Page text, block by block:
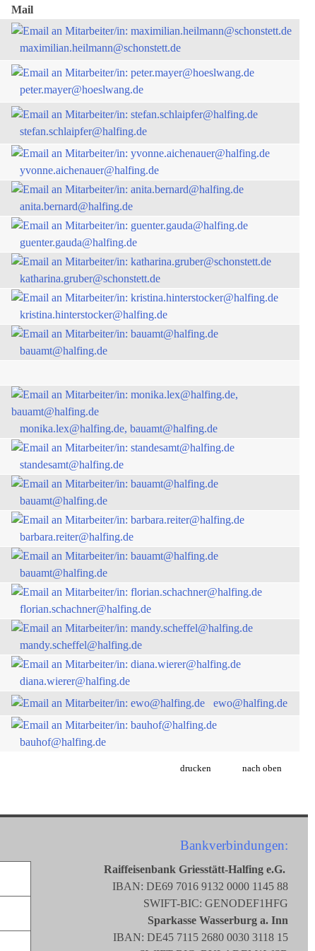
Mail
maximilian.heilmann@schonstett.de
peter.mayer@hoeslwang.de
stefan.schlaipfer@halfing.de
yvonne.aichenauer@halfing.de
anita.bernard@halfing.de
guenter.gauda@halfing.de
katharina.gruber@schonstett.de
kristina.hinterstocker@halfing.de
bauamt@halfing.de
monika.lex@halfing.de, bauamt@halfing.de
standesamt@halfing.de
bauamt@halfing.de
barbara.reiter@halfing.de
bauamt@halfing.de
florian.schachner@halfing.de
mandy.scheffel@halfing.de
diana.wierer@halfing.de
ewo@halfing.de
bauhof@halfing.de
drucken nach oben
Bankverbindungen:
Raiffeisenbank Griesstätt-Halfing e.G.
IBAN: DE69 7016 9132 0000 1145 88
SWIFT-BIC: GENODEF1HFG
Sparkasse Wasserburg a. Inn
IBAN: DE45 7115 2680 0030 3118 15